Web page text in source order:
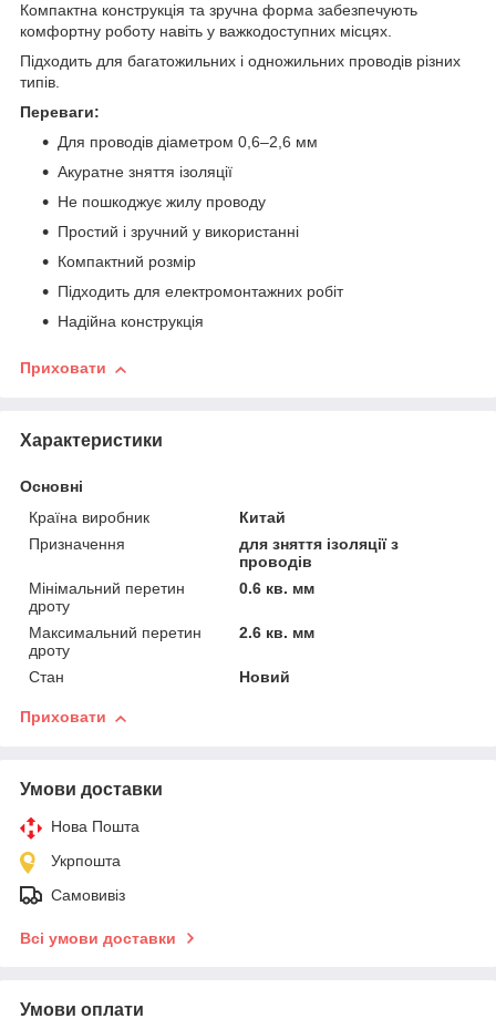
Компактна конструкція та зручна форма забезпечують
комфортну роботу навіть у важкодоступних місцях.
Підходить для багатожильних і одножильних проводів різних
типів.
Переваги:
Для проводів діаметром 0,6–2,6 мм
Акуратне зняття ізоляції
Не пошкоджує жилу проводу
Простий і зручний у використанні
Компактний розмір
Підходить для електромонтажних робіт
Надійна конструкція
Приховати
Характеристики
Основні
Країна виробник
Китай
Призначення
для зняття ізоляції з
проводів
Мінімальний перетин
дроту
0.6 кв. мм
Максимальний перетин
дроту
2.6 кв. мм
Стан Новий
Приховати
Умови доставки
Нова Пошта
Укрпошта
Самовивіз
Всі умови доставки
Умови оплати